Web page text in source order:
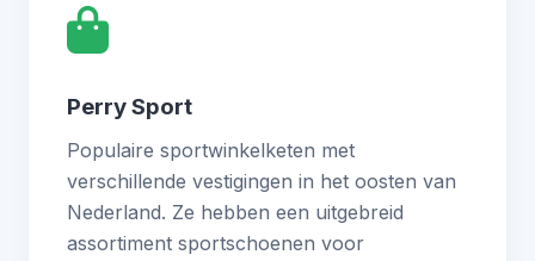
Perry Sport
Populaire sportwinkelketen met
verschillende vestigingen in het oosten van
Nederland. Ze hebben een uitgebreid
assortiment sportschoenen voor